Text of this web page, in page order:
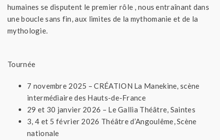
humaines se disputent le premier rôle , nous entraînant dans
une boucle sans fin, aux limites de la mythomanie et de la
mythologie.
Tournée
7 novembre 2025 – CRÉATION La Manekine, scène
intermédiaire des Hauts-de-France
29 et 30 janvier 2026 – Le Gallia Théâtre, Saintes
3, 4 et 5 février 2026 Théâtre d’Angoulême, Scène
nationale